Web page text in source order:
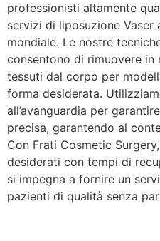
professionisti altamente
servizi di liposuzione Vaser
mondiale. Le nostre
consentono di rimuovere in
tessuti dal corpo per
forma desiderata.
all’avanguardia per
precisa, garantendo al
Con Frati Cosmetic
desiderati con tempi di
si impegna a fornire un
pazienti di qualità senza